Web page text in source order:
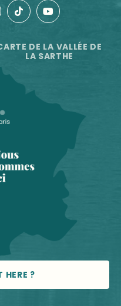
DE LA VALLÉE DE
LA SARTHE
HERE ?